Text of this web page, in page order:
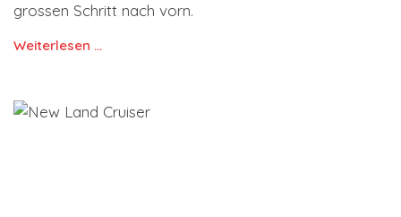
grossen Schritt nach vorn.
Weiterlesen …